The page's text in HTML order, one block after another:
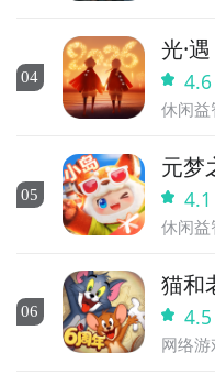
步骤2：访问地址>>>手
好了，太空悠悠公测时
注太空悠悠什么时候开
候公测等信息，还有一
区的每日更新，欢迎大
04
光·遇
4.6
休闲益
05
元梦
4.1
休闲益
06
猫和
4.5
网络游